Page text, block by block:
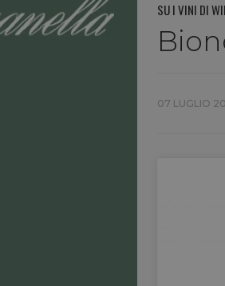
SU I VINI DI
07 LUGLIO